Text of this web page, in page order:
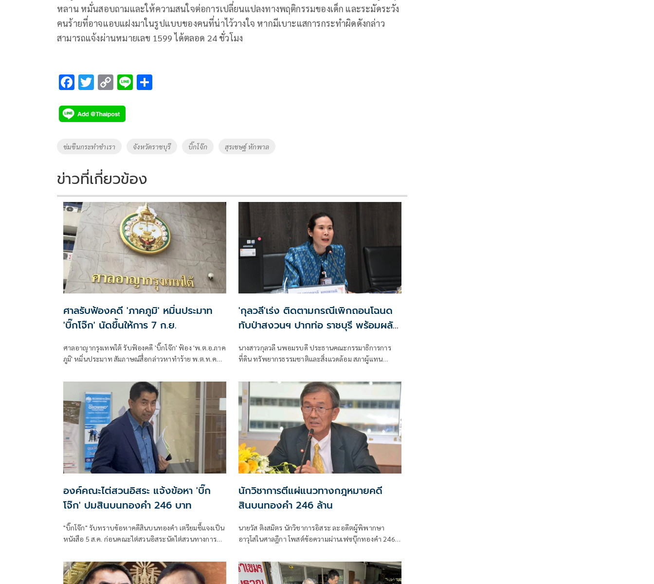
หลาน หมั่นสอบถามและให้ความสนใจต่อการเปลี่ยนแปลงทางพฤติกรรมของเด็ก และระมัดระวัง
คนร้ายที่อาจแอบแฝงมาในรูปแบบของคนที่น่าไว้วางใจ หากมีเบาะแสการกระทำผิดดังกล่าว
สามารถแจ้งผ่านหมายเลข 1599 ได้ตลอด 24 ชั่วโมง
F
e
b
o
k
T
tt
er
C
p
y
Li
k
Li
Tags
ข่มขืนกระทำชำเรา จังหวัดราชบุรี บิ๊กโจ๊ก สุรเชษฐ์ หักพาล
ข่าวที่เกี่ยวข้อง
ศาลรับฟ้องคดี 'ภาคภูมิ' หมิ่นประมาท
'บิ๊กโจ๊ก' นัดขึ้นให้การ 7 ก.ย.
ศาลอาญากรุงเทพใต้ รับฟ้องคดี 'บิ๊กโจ๊ก' ฟ้อง 'พ.ต.อ.ภาค
ภูมิ' หมิ่นประมาท สัมภาษณ์สื่อกล่าวหาทำร้าย พ.ต.ท.ค
'กุลวลี'เร่ง ติดตามกรณีเพิกถอนโฉนด
ทับป่าสงวนฯ ปากท่อ ราชบุรี พร้อมผลัก
รวม
นางสาวกุลวลี นพอมรบดี ประธานคณะกรรมาธิการการ
ที่ดิน ทรัพยากรธรรมชาติและสิ่งแวดล้อม สภาผู้แทน
อำเภอปากท่อ จังหวัดราชบุรี กรณีการออกโฉนดที่ดินใน
พื้นที่ตำบลทุ่งหลวง อำเภอปากท่อ จังหวัดราชบุรี ซึ่งมีข้อ
กล่าวหาว่าออกทับพื้นที่ป่าสงวนแห่งชาติ และต่อมากรม
ที่ดินได้มีคำสั่งเพิกถอนโฉนดจำนวน 29 แปลง และอยู่
ระหว่างการเพิกถอนอีก 5 แปลง
องค์คณะไต่สวนอิสระ แจ้งข้อหา 'บิ๊ก
โจ๊ก' ปมสินบนทองคำ 246 บาท
"บิ๊กโจ๊ก" รับทราบข้อหาคดีสินบนทองคำ เตรียมชี้แจงเป็น
หนังสือ 5 ส.ค. ก่อนคณะไต่สวนอิสระนัดไต่สวนทางการนัด
นักวิชาการตีแผ่แนวทางกฎหมายคดี
สินบนทองคำ 246 ล้าน
นายวัส ติงสมิตร นักวิชาการอิสระ ละอดีตผู้พิพากษา
อาวุโสในศาลฎีกา โพสต์ข้อความผ่านเฟซบุ๊กทองคำ 246
ว่ารับสินบนเสียเอง